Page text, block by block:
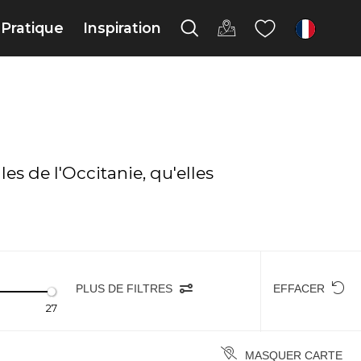
Pratique Inspiration fr
de l'Occitanie, qu'elles
27
PLUS DE FILTRES EFFACER
MASQUER CARTE